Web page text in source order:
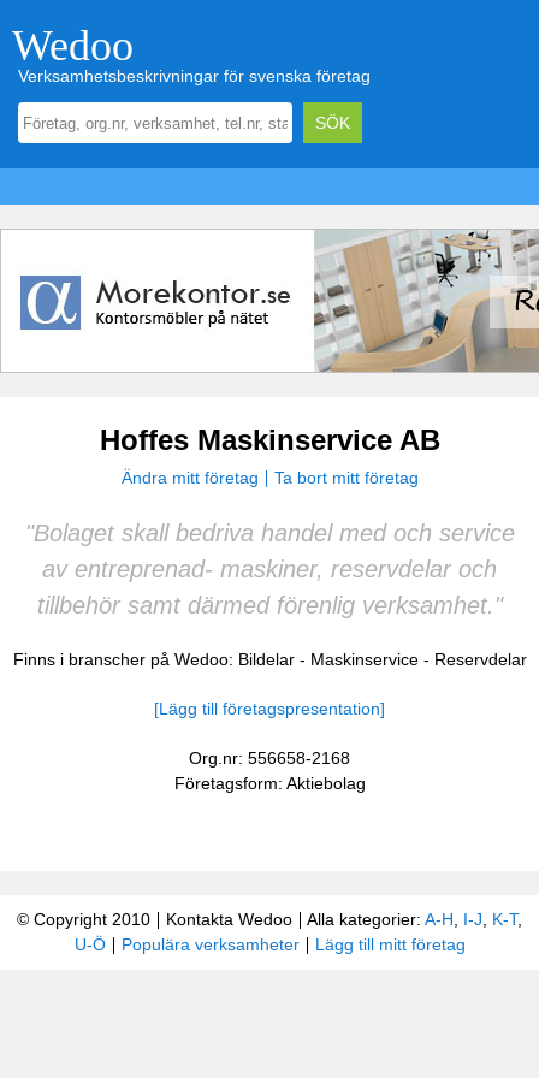
Wedoo
Verksamhetsbeskrivningar för svenska företag
Hoffes Maskinservice AB
Ändra mitt företag Ta bort mitt företag
"Bolaget skall bedriva handel med och service
av entreprenad- maskiner, reservdelar och
tillbehör samt därmed förenlig verksamhet."
Finns i branscher på Wedoo: Bildelar- Maskinservice- Reservdelar
[Lägg till företagspresentation]
Org.nr: 556658-2168
Företagsform: Aktiebolag
© Copyright 2010 Kontakta Wedoo Alla kategorier: A-H I-J K-T,
U-Ö
Populära verksamheter Lägg till mitt företag